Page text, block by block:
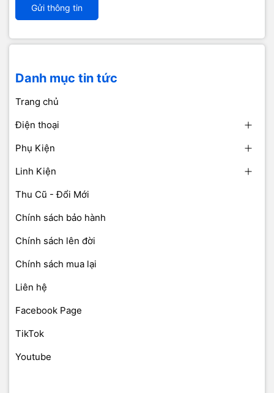
Gửi thông tin
Danh mục tin tức
Trang chủ
Điện thoại
Phụ Kiện
Linh Kiện
Thu Cũ - Đổi Mới
Chính sách bảo hành
Chính sách lên đời
Chính sách mua lại
Liên hệ
Facebook Page
TikTok
Youtube